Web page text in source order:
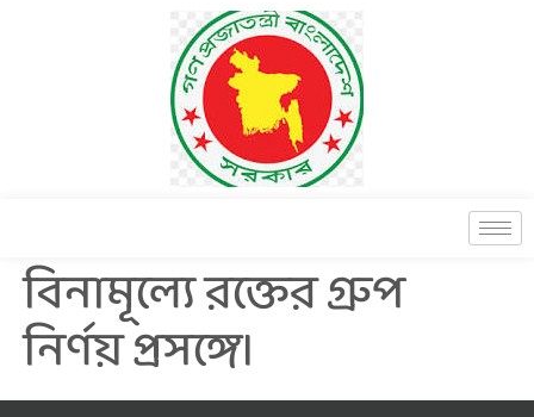
বিনামূল্যে রক্তের গ্রুপ
নির্ণয় প্রসঙ্গে।